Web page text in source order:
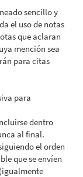
sencillo y
el uso de notas
que aclaran
mención sea
para citas
para
dentro
al final.
el orden
que se envíen